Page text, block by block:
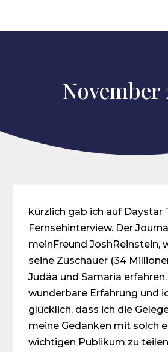
November
kürzlich gab ich auf Daystar
Fernsehinterview. Der
meinFreund JoshReinstein,
seine Zuschauer (34
Judäa und Samaria
wunderbare Erfahrung und
glücklich, dass ich die
meine Gedanken mit solch
wichtigen Publikum zu